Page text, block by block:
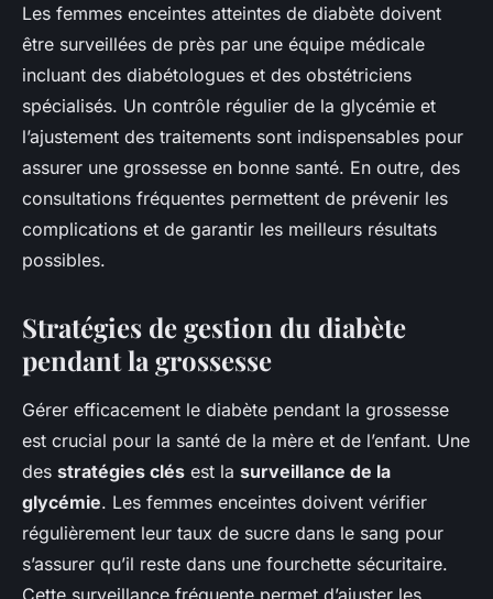
Les femmes enceintes atteintes de diabète doivent
être surveillées de près par une équipe médicale
incluant des diabétologues et des obstétriciens
spécialisés. Un contrôle régulier de la glycémie et
l’ajustement des traitements sont indispensables pour
assurer une grossesse en bonne santé. En outre, des
consultations fréquentes permettent de prévenir les
complications et de garantir les meilleurs résultats
possibles.
Stratégies de gestion du diabète
pendant la grossesse
Gérer efficacement le diabète pendant la grossesse
est crucial pour la santé de la mère et de l’enfant. Une
des stratégies clés est la surveillance de la
glycémie. Les femmes enceintes doivent vérifier
régulièrement leur taux de sucre dans le sang pour
s’assurer qu’il reste dans une fourchette sécuritaire.
Cette surveillance fréquente permet d’ajuster les